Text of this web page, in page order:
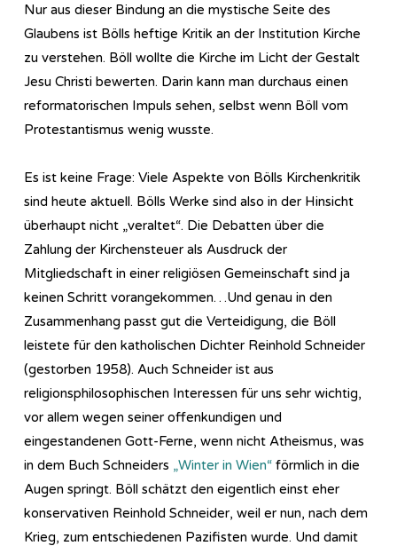
Nur aus dieser Bindung an die mystische Seite des
Glaubens ist Bölls heftige Kritik an der Institution Kirche
zu verstehen. Böll wollte die Kirche im Licht der Gestalt
Jesu Christi bewerten. Darin kann man durchaus einen
reformatorischen Impuls sehen, selbst wenn Böll vom
Protestantismus wenig wusste.
Es ist keine Frage: Viele Aspekte von Bölls Kirchenkritik
sind heute aktuell. Bölls Werke sind also in der Hinsicht
überhaupt nicht „veraltet“. Die Debatten über die
Zahlung der Kirchensteuer als Ausdruck der
Mitgliedschaft in einer religiösen Gemeinschaft sind ja
keinen Schritt vorangekommen…Und genau in den
Zusammenhang passt gut die Verteidigung, die Böll
leistete für den katholischen Dichter Reinhold Schneider
(gestorben 1958). Auch Schneider ist aus
religionsphilosophischen Interessen für uns sehr wichtig,
vor allem wegen seiner offenkundigen und
eingestandenen Gott-Ferne, wenn nicht Atheismus, was
in dem Buch Schneiders „Winter in Wien“ förmlich in die
Augen springt. Böll schätzt den eigentlich einst eher
konservativen Reinhold Schneider, weil er nun, nach dem
Krieg, zum entschiedenen Pazifisten wurde. Und damit